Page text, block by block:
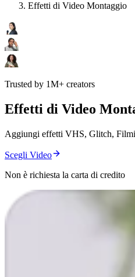
Effetti di Video Montaggio
Trusted by 1M+ creators
Effetti di Video
Aggiungi effetti VHS, Glitch,
Scegli Video
Non è richiesta la carta di credito